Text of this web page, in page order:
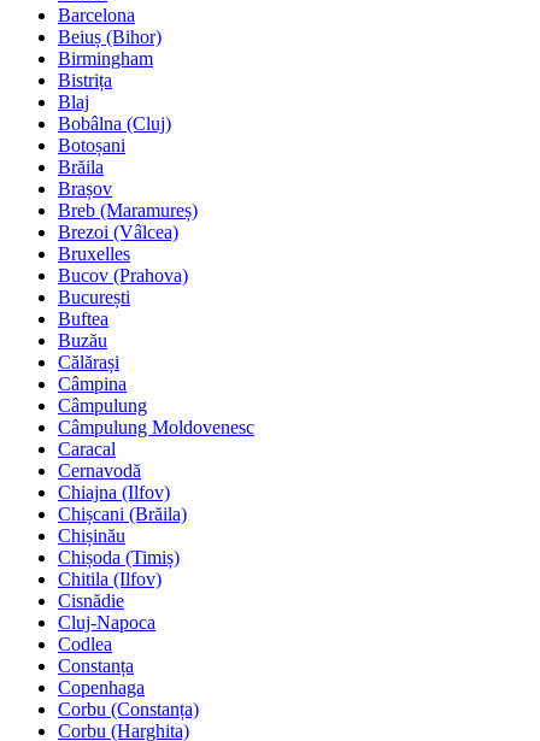
Barcelona
Beiuș (Bihor)
Birmingham
Bistrița
Blaj
Bobâlna (Cluj)
Botoșani
Brăila
Brașov
Breb (Maramureș)
Brezoi (Vâlcea)
Bruxelles
Bucov (Prahova)
București
Buftea
Buzău
Călărași
Câmpina
Câmpulung
Câmpulung Moldovenesc
Caracal
Cernavodă
Chiajna (Ilfov)
Chișcani (Brăila)
Chișinău
Chișoda (Timiș)
Chitila (Ilfov)
Cisnădie
Cluj-Napoca
Codlea
Constanța
Copenhaga
Corbu (Constanța)
Corbu (Harghita)